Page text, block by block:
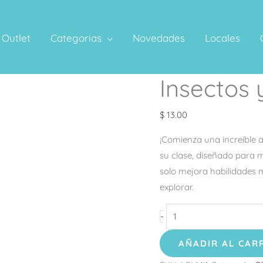
Outlet Categorias Novedades Locales
Insectos
$ 13.00
¡Comienza una
su clase, diseñado para
solo mejora habilidades
explorar.
-
y
Bichos
AÑADIR AL